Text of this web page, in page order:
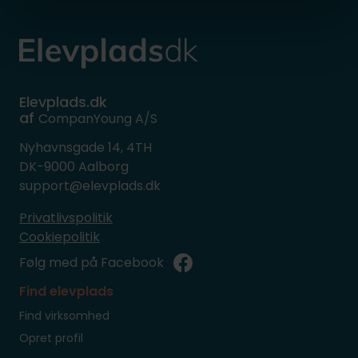
Elevplads.dk
af CompanYoung A/S
Nyhavnsgade 14, 4TH
DK-9000 Aalborg
support@elevplads.dk
Privatlivspolitik
Cookiepolitik
Følg med på Facebook
Find elevplads
Find virksomhed
Opret profil